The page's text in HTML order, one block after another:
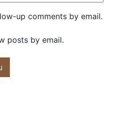
up comments by email.
posts by email.